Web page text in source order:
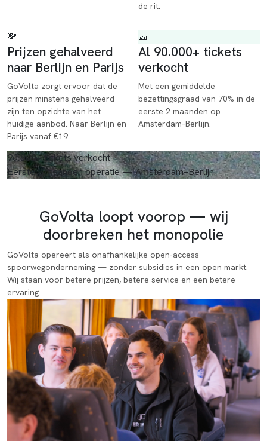
de rit.
💸
Prijzen gehalveerd
naar Berlijn en Parijs
GoVolta zorgt ervoor dat de
prijzen minstens gehalveerd
zijn ten opzichte van het
huidige aanbod. Naar Berlijn en
Parijs vanaf €19.
🎫
Al 90.000+ tickets
verkocht
Met een gemiddelde
bezettingsgraad van 70% in de
eerste 2 maanden op
Amsterdam–Berlijn.
90.000+tickets verkocht
Eerste 3 maanden operatie — Amsterdam–Berlijn
GoVolta loopt voorop — wij
doorbreken het monopolie
GoVolta opereert als onafhankelijke open-access
spoorwegonderneming — zonder subsidies in een open markt.
Wij staan voor betere prijzen, betere service en een betere
ervaring.